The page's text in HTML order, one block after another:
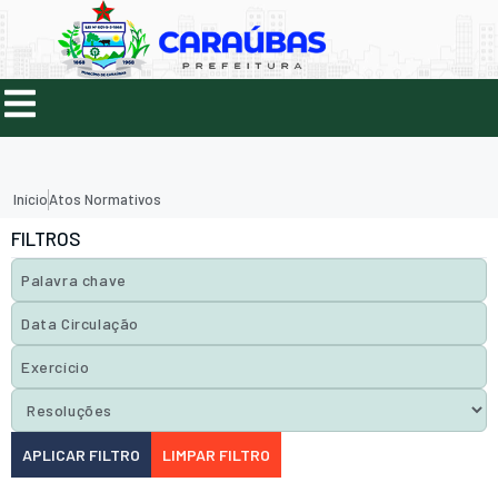
InícioAtos Normativos
FILTROS
APLICAR FILTRO LIMPAR FILTRO